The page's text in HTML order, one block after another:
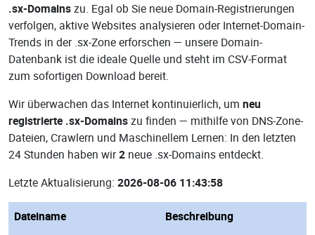
.sx-Domainszu. Egal ob Sie neue Domain-Registrierungen
verfolgen, aktive Websites analysieren oder Internet-Domain-
Trends in der .sx-Zone erforschen — unsere Domain-
Datenbank ist die ideale Quelle und steht im CSV-Format
zum sofortigen Download bereit.
Wir überwachen das Internet kontinuierlich, um neu
registrierte .sx-Domainszu finden — mithilfe von DNS-Zone-
Dateien, Crawlern und Maschinellem Lernen: In den letzten
24 Stunden haben wir2 neue .sx-Domains entdeckt.
Letzte Aktualisierung: 2026-08-06 11:43:58
Dateiname Beschreibung